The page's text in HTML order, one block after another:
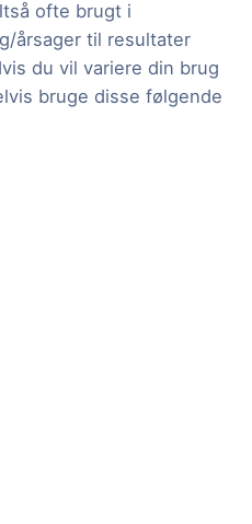
ofte brugt i
årsager til resultater
du vil variere din brug
bruge disse følgende